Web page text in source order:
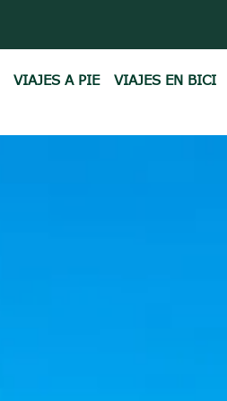
VIAJES A PIE VIAJES EN BICI